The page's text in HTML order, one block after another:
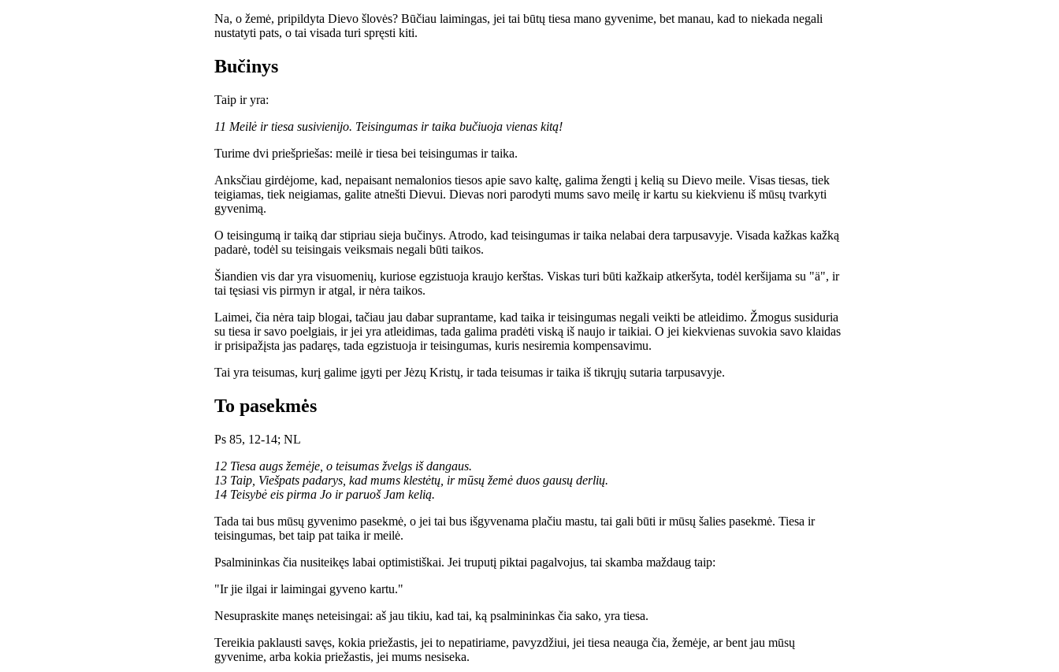
Na, o žemė, pripildyta Dievo šlovės? Būčiau laimingas, jei tai būtų tiesa mano gyvenime, bet manau, kad to niekada negali
nustatyti pats, o tai visada turi spręsti kiti.
Bučinys
Taip ir yra:
11 Meilė ir tiesa susivienijo. Teisingumas ir taika bučiuoja vienas kitą!
Turime dvi priešpriešas: meilė ir tiesa bei teisingumas ir taika.
Anksčiau girdėjome, kad, nepaisant nemalonios tiesos apie savo kaltę, galima žengti į kelią su Dievo meile. Visas tiesas, tiek
teigiamas, tiek neigiamas, galite atnešti Dievui. Dievas nori parodyti mums savo meilę ir kartu su kiekvienu iš mūsų tvarkyti
gyvenimą.
O teisingumą ir taiką dar stipriau sieja bučinys. Atrodo, kad teisingumas ir taika nelabai dera tarpusavyje. Visada kažkas kažką
padarė, todėl su teisingais veiksmais negali būti taikos.
Šiandien vis dar yra visuomenių, kuriose egzistuoja kraujo kerštas. Viskas turi būti kažkaip atkeršyta, todėl keršijama su "ä", ir
tai tęsiasi vis pirmyn ir atgal, ir nėra taikos.
Laimei, čia nėra taip blogai, tačiau jau dabar suprantame, kad taika ir teisingumas negali veikti be atleidimo. Žmogus susiduria
su tiesa ir savo poelgiais, ir jei yra atleidimas, tada galima pradėti viską iš naujo ir taikiai. O jei kiekvienas suvokia savo klaidas
ir prisipažįsta jas padaręs, tada egzistuoja ir teisingumas, kuris nesiremia kompensavimu.
Tai yra teisumas, kurį galime įgyti per Jėzų Kristų, ir tada teisumas ir taika iš tikrųjų sutaria tarpusavyje.
To pasekmės
Ps 85, 12-14; NL
12 Tiesa augs žemėje, o teisumas žvelgs iš dangaus.
13 Taip, Viešpats padarys, kad mums klestėtų, ir mūsų žemė duos gausų derlių.
14 Teisybė eis pirma Jo ir paruoš Jam kelią.
Tada tai bus mūsų gyvenimo pasekmė, o jei tai bus išgyvenama plačiu mastu, tai gali būti ir mūsų šalies pasekmė. Tiesa ir
teisingumas, bet taip pat taika ir meilė.
Psalmininkas čia nusiteikęs labai optimistiškai. Jei truputį piktai pagalvojus, tai skamba maždaug taip:
"Ir jie ilgai ir laimingai gyveno kartu."
Nesupraskite manęs neteisingai: aš jau tikiu, kad tai, ką psalmininkas čia sako, yra tiesa.
Tereikia paklausti savęs, kokia priežastis, jei to nepatiriame, pavyzdžiui, jei tiesa neauga čia, žemėje, ar bent jau mūsų
gyvenime, arba kokia priežastis, jei mums nesiseka.